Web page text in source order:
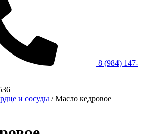
8 (984) 147-
и сосуды / Масло кедровое